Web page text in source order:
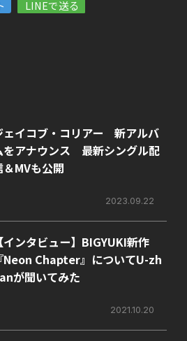
LINEで送る
ェイコブ・コリアー 新アルバ
をアナウンス 最新シングル配
＆MVも公開
2023.09.22
【インタビュー】BIGYUKI新作
『Neon Chapter』についてU-zh
が聞いてみた
2021.10.20